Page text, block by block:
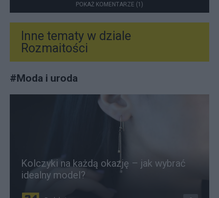
POKAŻ KOMENTARZE (1)
Inne tematy w dziale
Rozmaitości
#Moda i uroda
Kolczyki na każdą okazję – jak wybrać
idealny model?